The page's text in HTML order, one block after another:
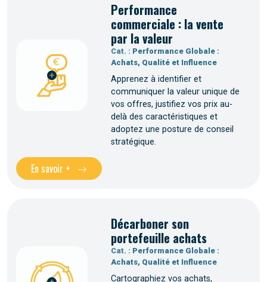
Performance
commerciale : la vente
par la valeur
Cat. : Performance Globale :
Achats, Qualité et Influence
Apprenez à identifier et
communiquer la valeur unique de
vos offres, justifiez vos prix au-
delà des caractéristiques et
adoptez une posture de conseil
stratégique.
En savoir +
Décarboner son
portefeuille achats
Cat. : Performance Globale :
Achats, Qualité et Influence
Cartographiez vos achats,